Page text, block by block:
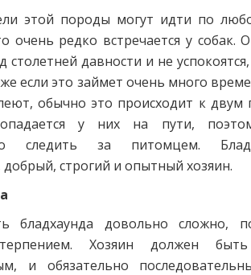
этой породы могут идти по
очень редко встречается у собак.
столетней давности и не
если это займет очень много
обычно это происходит к двум
у них на пути,
следить за питомцем.
строгий и опытный хозяин.
бладхаунда довольно сложно,
терпением. Хозяин должен
и обязательно